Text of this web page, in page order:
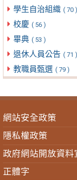
學生自治組織 ( 70 )
校慶 ( 56 )
畢典 ( 53 )
退休人員公告 ( 71 )
教職員甄選 ( 79 )
網站安全政策
隱私權政策
政府網站開放資料
正體字